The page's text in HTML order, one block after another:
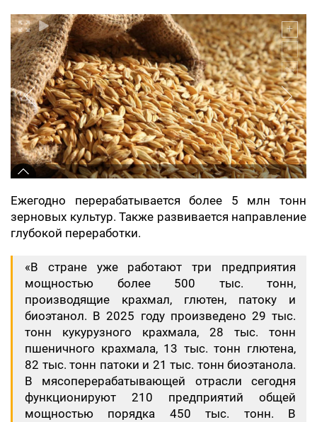
Ежегодно перерабатывается более 5 млн тонн
зерновых культур. Также развивается направление
глубокой переработки.
«В стране уже работают три предприятия
мощностью более 500 тыс. тонн,
производящие крахмал, глютен, патоку и
биоэтанол. В 2025 году произведено 29 тыс.
тонн кукурузного крахмала, 28 тыс. тонн
пшеничного крахмала, 13 тыс. тонн глютена,
82 тыс. тонн патоки и 21 тыс. тонн биоэтанола.
В мясоперерабатывающей отрасли сегодня
функционируют 210 предприятий общей
мощностью порядка 450 тыс. тонн. В